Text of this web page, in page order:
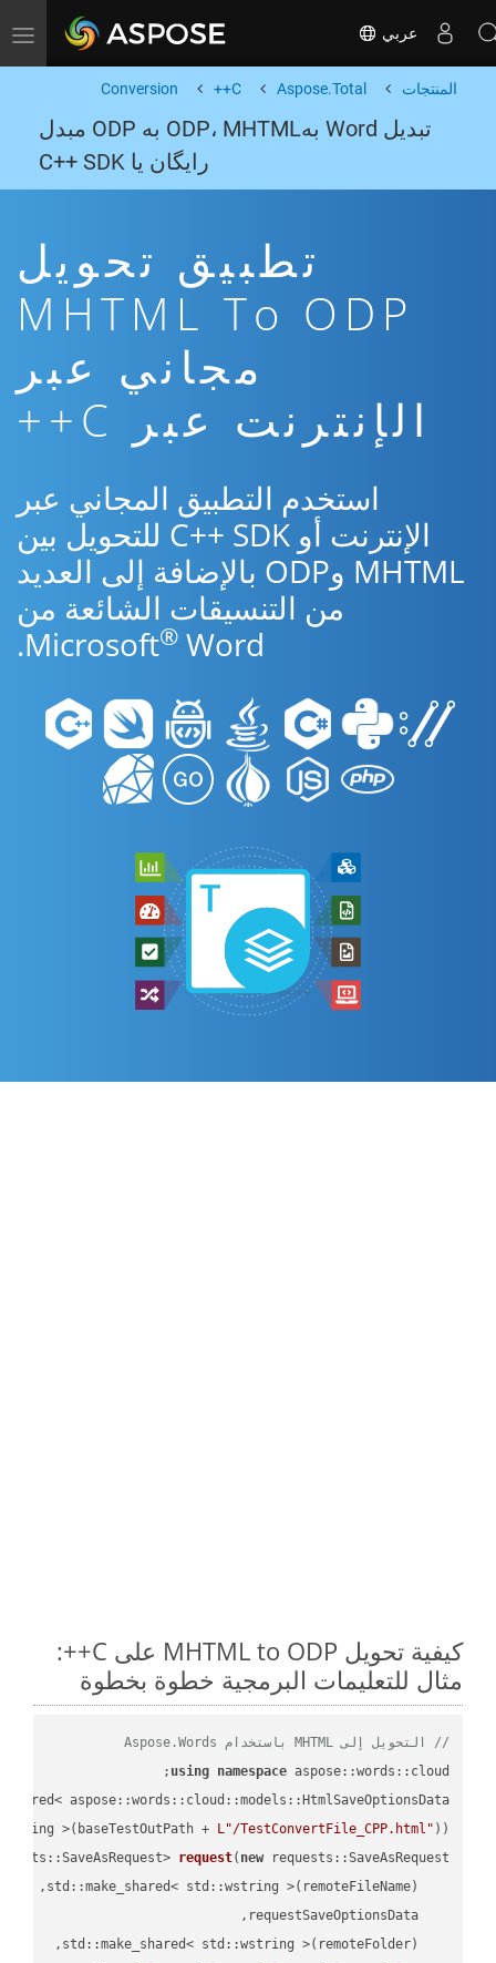
Toggle navigation عربي
المنتجات Aspose.Total
C++
Conversion
تبدیل Word بهODP، MHTML به ODP مبدل
رایگان یا C++ SDK
تطبيق تحويل
MHTML To ODP
مجاني عبر
الإنترنت عبر C++
استخدم التطبيق المجاني عبر
الإنترنت أو C++ SDK للتحويل بين
MHTML وODP بالإضافة إلى العديد
من التنسيقات الشائعة من
Microsoft® Word.
كيفية تحويل MHTML to ODP على C++:
مثال للتعليمات البرمجية خطوة بخطوة
// التحويل إلى MHTML باستخدام Aspose.Words
using namespace aspose::words::cloud;
>(baseTestOutPath + L"/TestConvertFile_CPP.html" ));
request( new